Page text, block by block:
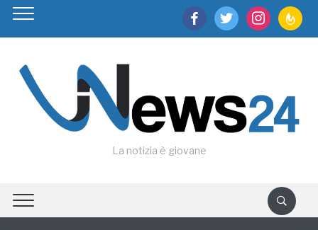
facebooktwitter instagram
La notizia è giovane